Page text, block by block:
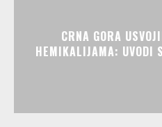
CRNA GORA
HEMIKALIJAMA: UVODI